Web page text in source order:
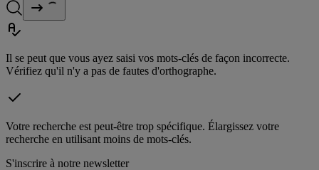
Il se peut que vous ayez saisi vos mots-clés de façon incorrecte.
Vérifiez qu'il n'y a pas de fautes d'orthographe.
Votre recherche est peut-être trop spécifique. Élargissez votre
recherche en utilisant moins de mots-clés.
S'inscrire à notre newsletter